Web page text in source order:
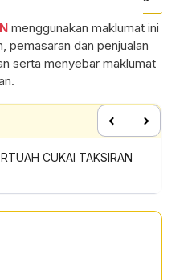
menggunakan maklumat ini
pemasaran dan penjualan
serta menyebar maklumat
AKTIVITI GOTONG-
2026